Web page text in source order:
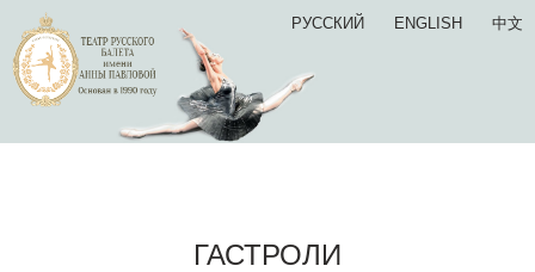
РУССКИЙ ENGLISH 中文
ГАСТРОЛИ